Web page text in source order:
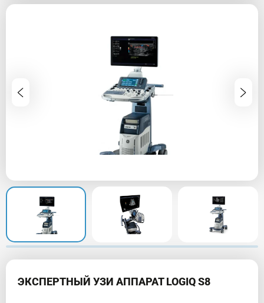
ЭКСПЕРТНЫЙ УЗИ АППАРАТ LOGIQ S8